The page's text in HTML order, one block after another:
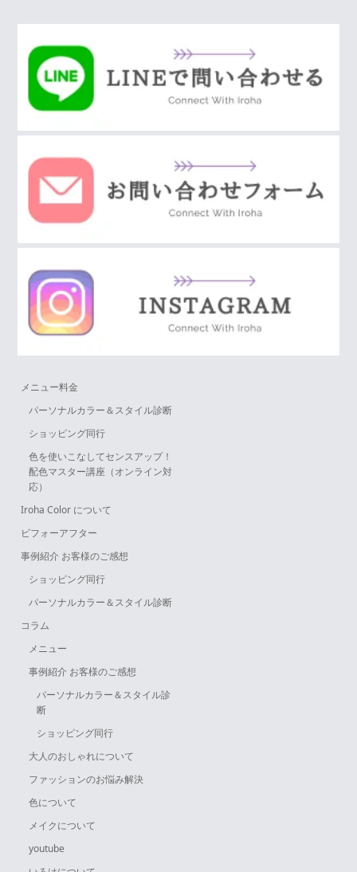
メニュー料金
パーソナルカラー＆スタイル診断
ショッピング同行
色を使いこなしてセンスアップ！
配色マスター講座（オンライン対
応）
Iroha Color について
ビフォーアフター
事例紹介 お客様のご感想
ショッピング同行
パーソナルカラー＆スタイル診断
コラム
メニュー
事例紹介 お客様のご感想
パーソナルカラー＆スタイル診
断
ショッピング同行
大人のおしゃれについて
ファッションのお悩み解決
色について
メイクについて
youtube